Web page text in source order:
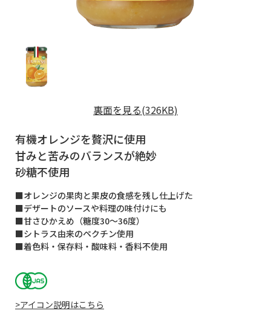
裏面を見る(326KB)
有機オレンジを贅沢に使用
甘みと苦みのバランスが絶妙
砂糖不使用
■オレンジの果肉と果皮の食感を残し仕上げた
■デザートのソースや料理の味付けにも
■甘さひかえめ（糖度30～36度）
■シトラス由来のペクチン使用
■着色料・保存料・酸味料・香料不使用
>アイコン説明はこちら